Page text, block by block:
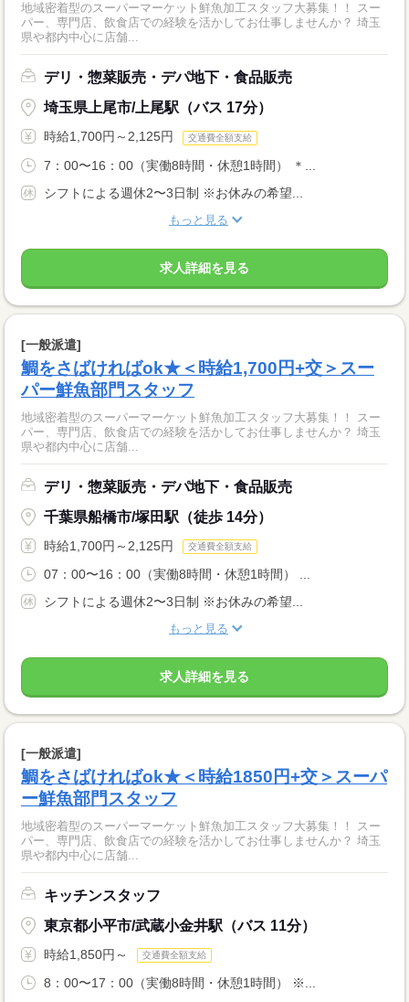
地域密着型のスーパーマーケット鮮魚加工スタッフ大募集！！ スー
パー、専門店、飲食店での経験を活かしてお仕事しませんか？ 埼玉
県や都内中心に店舗...
デリ・惣菜販売・デパ地下・食品販売
埼玉県上尾市/上尾駅（バス 17分）
時給1,700円～2,125円 交通費全額支給
7：00〜16：00（実働8時間・休憩1時間） ＊...
シフトによる週休2〜3日制 ※お休みの希望...
もっと見る
求人詳細を見る
[一般派遣]
鯛をさばければok★＜時給1,700円+交＞スー
パー鮮魚部門スタッフ
地域密着型のスーパーマーケット鮮魚加工スタッフ大募集！！ スー
パー、専門店、飲食店での経験を活かしてお仕事しませんか？ 埼玉
県や都内中心に店舗...
デリ・惣菜販売・デパ地下・食品販売
千葉県船橋市/塚田駅（徒歩 14分）
時給1,700円～2,125円 交通費全額支給
07：00〜16：00（実働8時間・休憩1時間） ...
シフトによる週休2〜3日制 ※お休みの希望...
もっと見る
求人詳細を見る
[一般派遣]
鯛をさばければok★＜時給1850円+交＞スーパ
ー鮮魚部門スタッフ
地域密着型のスーパーマーケット鮮魚加工スタッフ大募集！！ スー
パー、専門店、飲食店での経験を活かしてお仕事しませんか？ 埼玉
県や都内中心に店舗...
キッチンスタッフ
東京都小平市/武蔵小金井駅（バス 11分）
時給1,850円～ 交通費全額支給
8：00〜17：00（実働8時間・休憩1時間） ※...